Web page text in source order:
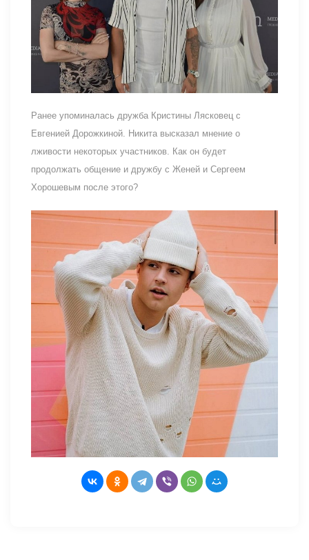
Ранее упоминалась дружба Кристины Лясковец с
Евгенией Дорожкиной. Никита высказал мнение о
лживости некоторых участников. Как он будет
продолжать общение и дружбу с Женей и Сергеем
Хорошевым после этого?